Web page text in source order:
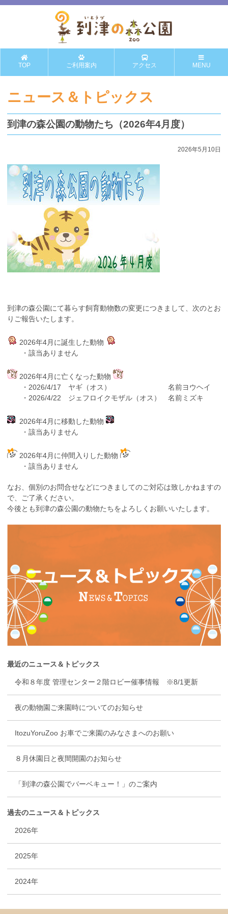
TOP ご利用案内 アクセス MENU
ニュース＆トピックス
到津の森公園の動物たち（2026年4月度）
2026年5月10日
到津の森公園にて暮らす飼育動物数の変更につきまして、次のとお
りご報告いたします。
2026年4月に誕生した動物
・該当ありません
2026年4月に亡くなった動物
・2026/4/17 ヤギ（オス） 名前ヨウヘイ
・2026/4/22 ジェフロイクモザル（オス） 名前ミズキ
2026年4月に移動した動物
・該当ありません
2026年4月に仲間入りした動物
・該当ありません
なお、個別のお問合せなどにつきましてのご対応は致しかねますの
で、ご了承ください。
今後とも到津の森公園の動物たちをよろしくお願いいたします。
最近のニュース＆トピックス
令和８年度 管理センター２階ロビー催事情報 ※8/1更新
夜の動物園ご来園時についてのお知らせ
ItozuYoruZoo お車でご来園のみなさまへのお願い
８月休園日と夜間開園のお知らせ
「到津の森公園でバーベキュー！」のご案内
過去のニュース＆トピックス
2026年
2025年
2024年